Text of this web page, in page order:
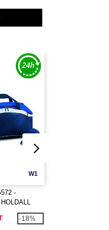
W1
-
-18%